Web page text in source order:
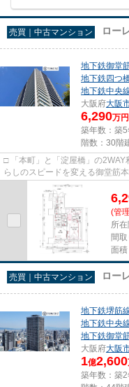
売買｜中古マンション ロー
地下鉄御堂
地下鉄四つ
地下鉄中央
大阪府大阪
6,290万円
築年数：築5
階数：30階
□ 「本町」と「淀屋橋」の
らしのスピードを変える御堂筋本町。 □ 暮らしに潤いを与える「職・
接ポジション。 ビジネ...
(管
所
間
面
売買｜中古マンション ロー
地下鉄堺筋
地下鉄中央
地下鉄御堂
大阪府大阪
1億2,600
築年数：築2